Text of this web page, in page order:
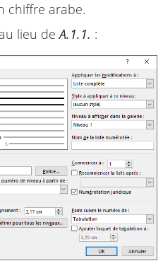
chiffre arabe.
au lieu deA.1.1. :